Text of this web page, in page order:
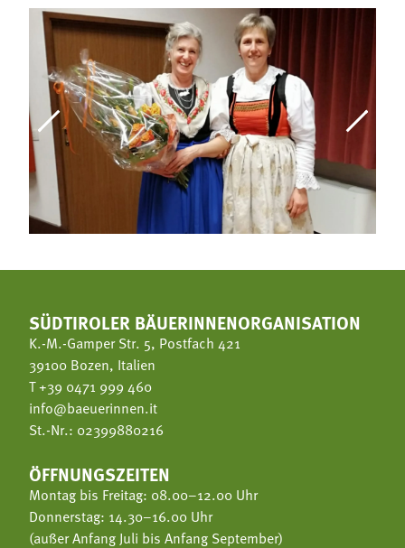
SÜDTIROLER BÄUERINNENORGANISATION
K.-M.-Gamper Str. 5, Postfach 421
39100 Bozen, Italien
T+39 0471 999 460
info@baeuerinnen.it
St.-Nr.: 02399880216
ÖFFNUNGSZEITEN
Montag bis Freitag: 08.00–12.00 Uhr
Donnerstag: 14.30–16.00 Uhr
(außer Anfang Juli bis Anfang September)